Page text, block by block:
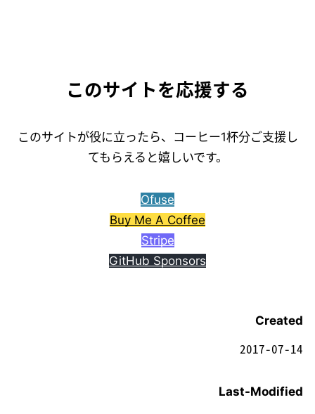
このサイトを応援する
このサイトが役に立ったら、コーヒー1杯分ご支援し
てもらえると嬉しいです。
Ofuse
Buy Me A Coffee
Stripe
GitHub Sponsors
Created
2017-07-14
Last-Modified